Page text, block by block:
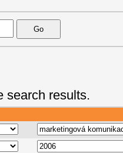
search results.